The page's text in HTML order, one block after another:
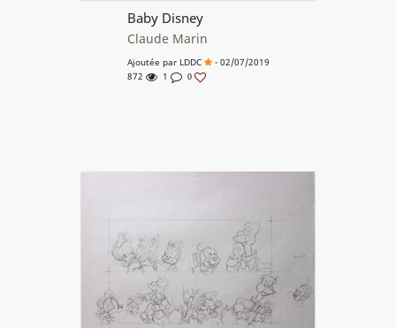
Baby Disney
Claude Marin
Ajoutée par LDDC
- 02/07/2019
872
1 0